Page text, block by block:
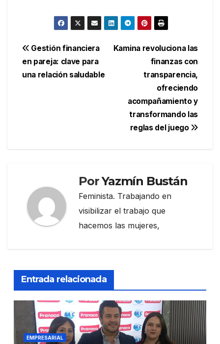
Navegación
de
Kamina revoluciona las
finanzas con
transparencia,
ofreciendo
acompañamiento y
transformando las
reglas del juego
Gestión financiera
en pareja: clave para
una relación saludable
PorYazmín Bustán
Feminista. Trabajando en
visibilizar el trabajo que
hacemos las mujeres,
Entrada relacionada
EMPRESARIAL